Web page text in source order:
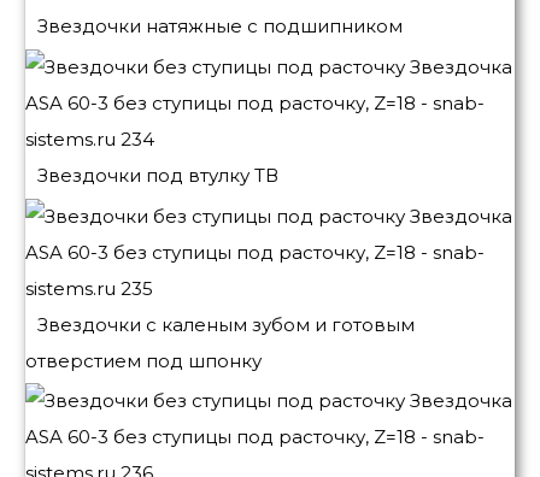
Звездочки натяжные с подшипником
Звездочки под втулку ТВ
Звездочки с каленым зубом и готовым
отверстием под шпонку